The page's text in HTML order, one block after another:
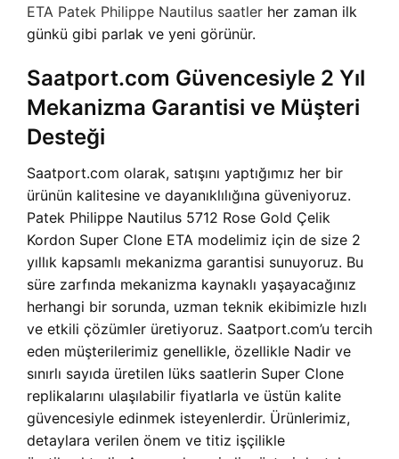
ETA Patek Philippe Nautilus saatler her zaman ilk
günkü gibi parlak ve yeni görünür.
Saatport.com Güvencesiyle 2 Yıl
Mekanizma Garantisi ve Müşteri
Desteği
Saatport.com olarak, satışını yaptığımız her bir
ürünün kalitesine ve dayanıklılığına güveniyoruz.
Patek Philippe Nautilus 5712 Rose Gold Çelik
Kordon Super Clone ETA modelimiz için de size 2
yıllık kapsamlı mekanizma garantisi sunuyoruz. Bu
süre zarfında mekanizma kaynaklı yaşayacağınız
herhangi bir sorunda, uzman teknik ekibimizle hızlı
ve etkili çözümler üretiyoruz. Saatport.com’u tercih
eden müşterilerimiz genellikle, özellikle Nadir ve
sınırlı sayıda üretilen lüks saatlerin Super Clone
replikalarını ulaşılabilir fiyatlarla ve üstün kalite
güvencesiyle edinmek isteyenlerdir. Ürünlerimiz,
detaylara verilen önem ve titiz işçilikle